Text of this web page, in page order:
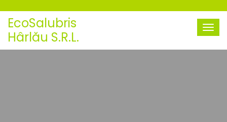
EcoSalubris
Hârlău S.R.L.